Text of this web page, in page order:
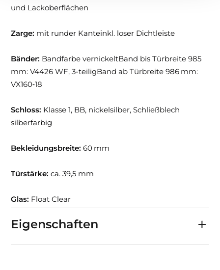
und Lackoberflächen
Zarge: mit runder Kanteinkl. loser Dichtleiste
Bänder: Bandfarbe vernickeltBand bis Türbreite 985
mm: V4426 WF, 3-teiligBand ab Türbreite 986 mm:
VX160‑18
Schloss: Klasse 1, BB, nickelsilber, Schließblech
silberfarbig
Bekleidungsbreite:60 mm
Türstärke: ca. 39,5 mm
Glas: Float Clear
Eigenschaften